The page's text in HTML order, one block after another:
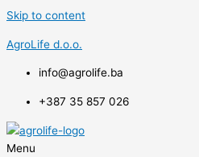
Skip to content
AgroLife d.o.o.
info@agrolife.ba
+387 35 857 026
Menu